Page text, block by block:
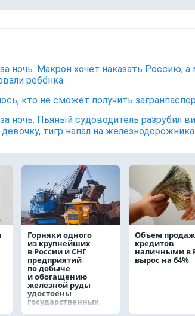
ночь. Макрон хочет наказать Россию,
ребёнка
кто не сможет получить
ночь. Пьяный судоводитель разрубил
тигр напал на железнодорожника
Горняки одного
из крупнейших
в России и СНГ
предприятий
по добыче
и обогащению
железной руды
удостоены
государственных
наград
Объем продаж
кредитов
наличными в
вырос на 64%